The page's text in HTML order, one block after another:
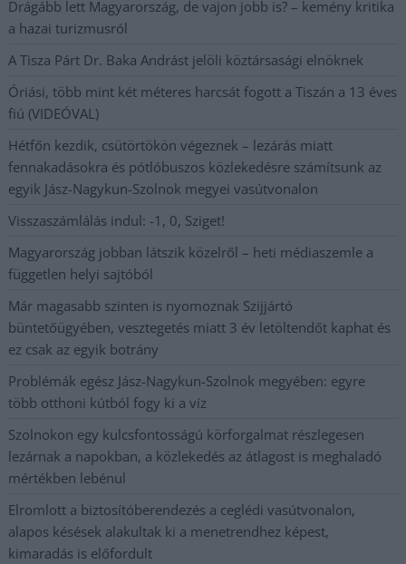
Drágább lett Magyarország, de vajon jobb is? – kemény kritika
a hazai turizmusról
A Tisza Párt Dr. Baka Andrást jelöli köztársasági elnöknek
Óriási, több mint két méteres harcsát fogott a Tiszán a 13 éves
fiú (VIDEÓVAL)
Hétfőn kezdik, csütörtökön végeznek – lezárás miatt
fennakadásokra és pótlóbuszos közlekedésre számítsunk az
egyik Jász-Nagykun-Szolnok megyei vasútvonalon
Visszaszámlálás indul: -1, 0, Sziget!
Magyarország jobban látszik közelről – heti médiaszemle a
független helyi sajtóból
Már magasabb szinten is nyomoznak Szijjártó
büntetőügyében, vesztegetés miatt 3 év letöltendőt kaphat és
ez csak az egyik botrány
Problémák egész Jász-Nagykun-Szolnok megyében: egyre
több otthoni kútból fogy ki a víz
Szolnokon egy kulcsfontosságú körforgalmat részlegesen
lezárnak a napokban, a közlekedés az átlagost is meghaladó
mértékben lebénul
Elromlott a biztosítóberendezés a ceglédi vasútvonalon,
alapos késések alakultak ki a menetrendhez képest,
kimaradás is előfordult